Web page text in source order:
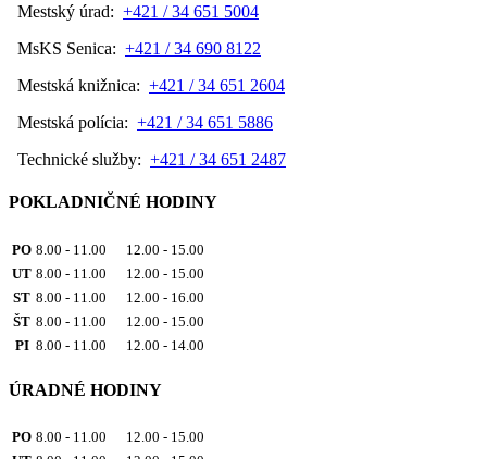
Mestský úrad: +421 / 34 651 5004
MsKS Senica: +421 / 34 690 8122
Mestská knižnica: +421 / 34 651 2604
Mestská polícia: +421 / 34 651 5886
Technické služby: +421 / 34 651 2487
POKLADNIČNÉ HODINY
PO 8.00 - 11.00 12.00 - 15.00
UT 8.00 - 11.00 12.00 - 15.00
ST 8.00 - 11.00 12.00 - 16.00
ŠT 8.00 - 11.00 12.00 - 15.00
PI 8.00 - 11.00 12.00 - 14.00
ÚRADNÉ HODINY
PO 8.00 - 11.00 12.00 - 15.00